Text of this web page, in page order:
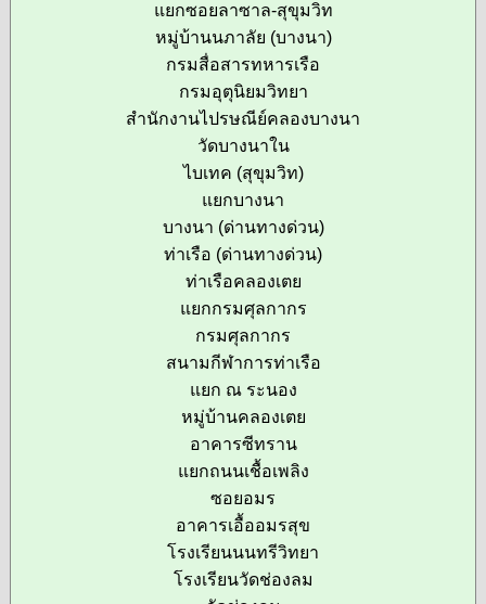
แยกซอยลาซาล-สุขุมวิท
หมู่บ้านนภาลัย (บางนา)
กรมสื่อสารทหารเรือ
กรมอุตุนิยมวิทยา
สำนักงานไปรษณีย์คลองบางนา
วัดบางนาใน
ไบเทค (สุขุมวิท)
แยกบางนา
บางนา (ด่านทางด่วน)
ท่าเรือ (ด่านทางด่วน)
ท่าเรือคลองเตย
แยกกรมศุลกากร
กรมศุลกากร
สนามกีฬาการท่าเรือ
แยก ณ ระนอง
หมู่บ้านคลองเตย
อาคารซีทราน
แยกถนนเชื้อเพลิง
ซอยอมร
อาคารเอื้ออมรสุข
โรงเรียนนนทรีวิทยา
โรงเรียนวัดช่องลม